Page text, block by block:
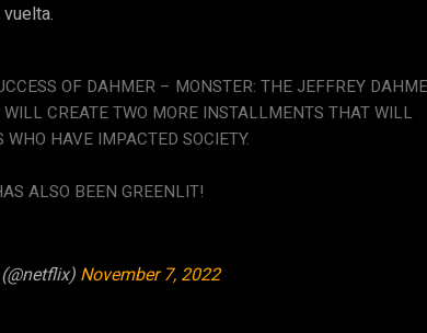
OF DAHMER – MONSTER: THE JEFFREY
CREATE TWO MORE INSTALLMENTS THAT WILL
WHO HAVE IMPACTED SOCIETY.
ALSO BEEN GREENLIT!
November 7, 2022